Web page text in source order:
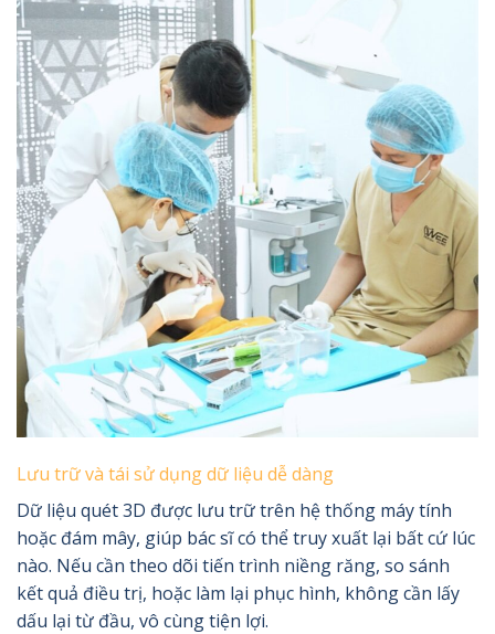
Lưu trữ và tái sử dụng dữ liệu dễ dàng
Dữ liệu quét 3D được lưu trữ trên hệ thống máy tính
hoặc đám mây, giúp bác sĩ có thể truy xuất lại bất cứ lúc
nào. Nếu cần theo dõi tiến trình niềng răng, so sánh
kết quả điều trị, hoặc làm lại phục hình, không cần lấy
dấu lại từ đầu, vô cùng tiện lợi.